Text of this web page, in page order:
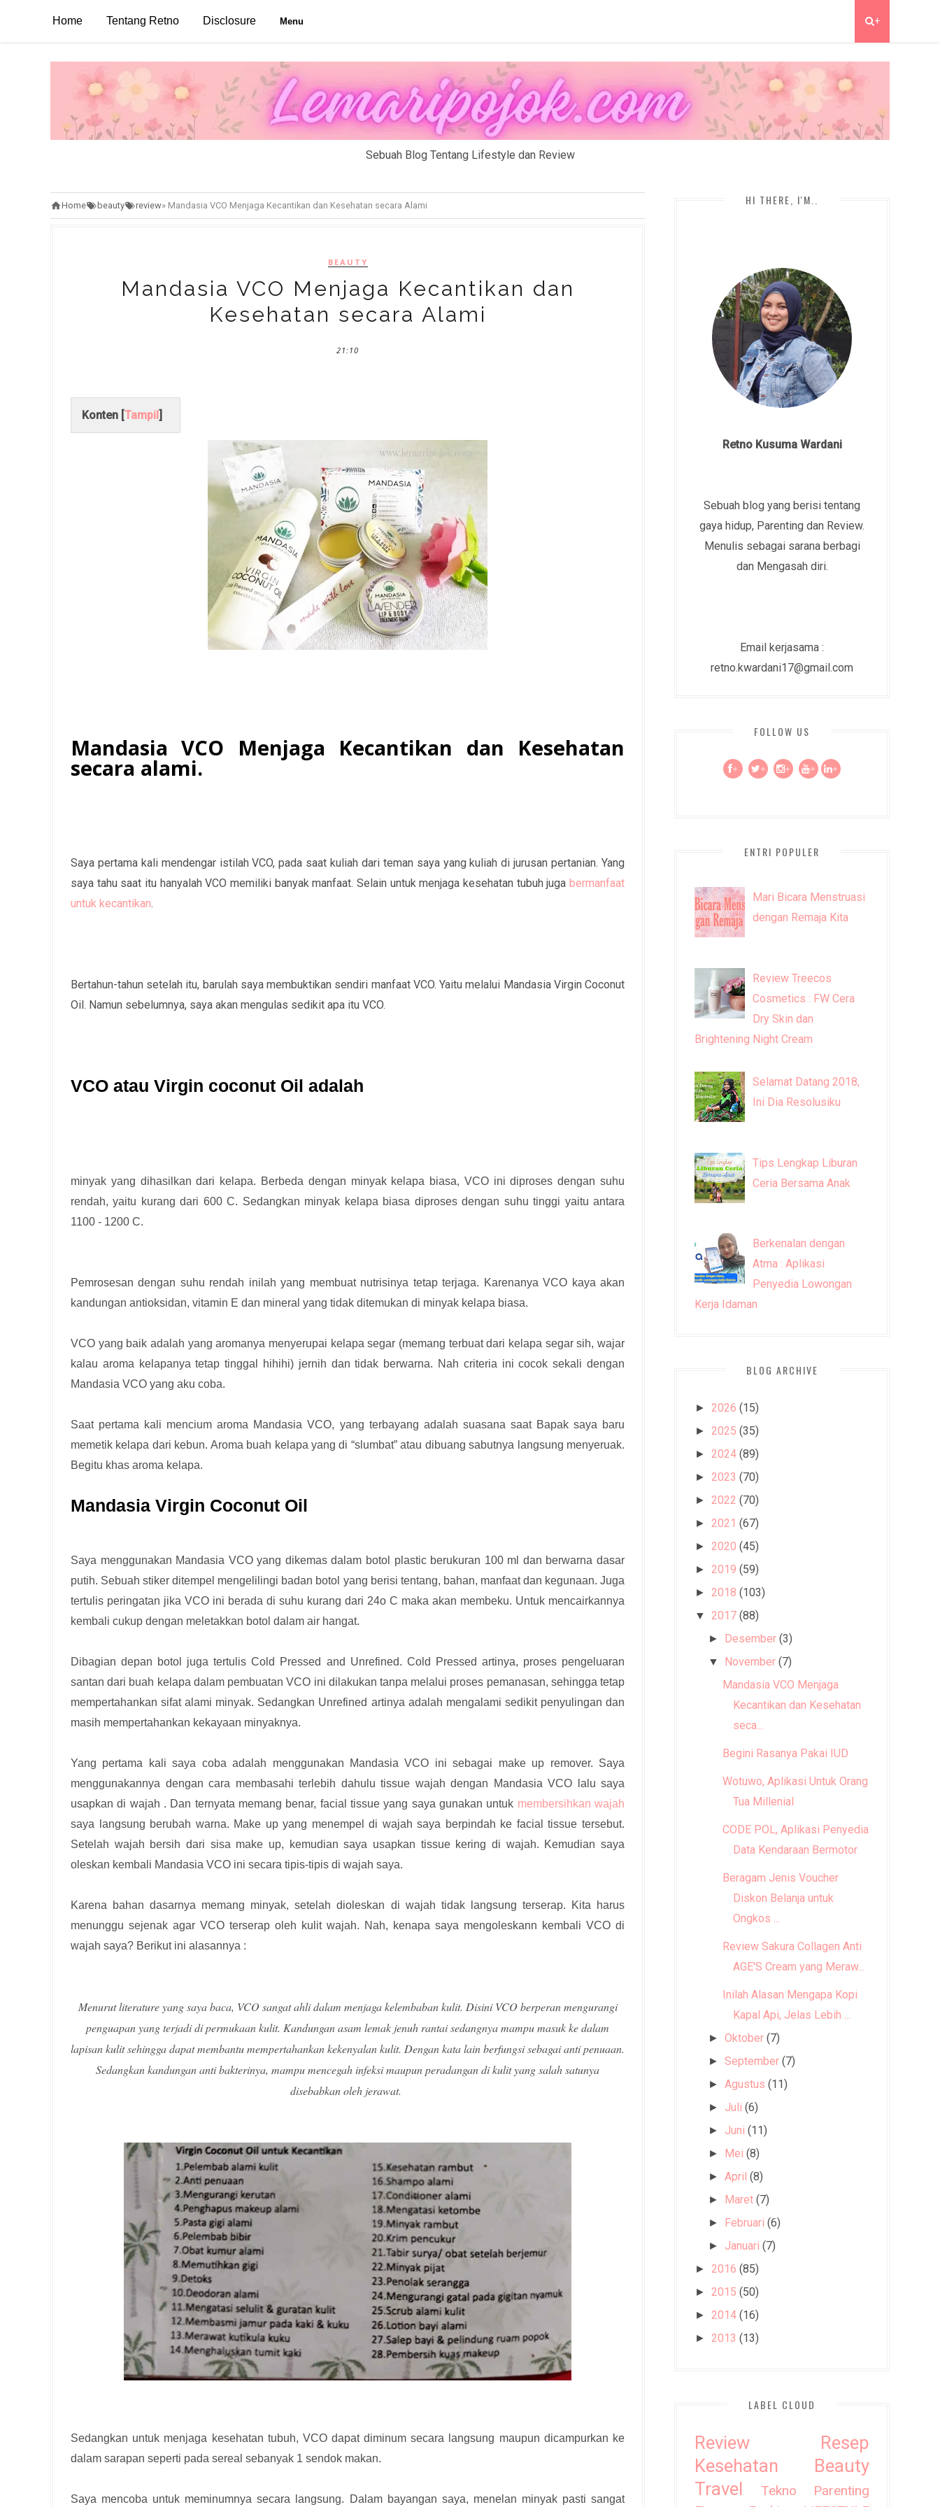
Home Tentang Retno Disclosure Menu +
Sebuah Blog Tentang Lifestyle dan Review
Home beauty review» Mandasia VCO Menjaga Kecantikan dan Kesehatan secara Alami
BEAUTY
Mandasia VCO Menjaga Kecantikan dan
Kesehatan secara Alami
21:10
Konten [Tampil]
Mandasia VCO Menjaga Kecantikan dan Kesehatan
secara alami.
Saya pertama kali mendengar istilah VCO, pada saat kuliah dari teman saya yang kuliah di jurusan pertanian. Yang
saya tahu saat itu hanyalah VCO memiliki banyak manfaat. Selain untuk menjaga kesehatan tubuh juga bermanfaat
untuk kecantikan.
Bertahun-tahun setelah itu, barulah saya membuktikan sendiri manfaat VCO. Yaitu melalui Mandasia Virgin Coconut
Oil. Namun sebelumnya, saya akan mengulas sedikit apa itu VCO.
VCO atau Virgin coconut Oil adalah
minyak yang dihasilkan dari kelapa. Berbeda dengan minyak kelapa biasa, VCO ini diproses dengan suhu
rendah, yaitu kurang dari 600 C. Sedangkan minyak kelapa biasa diproses dengan suhu tinggi yaitu antara
1100 - 1200 C.
Pemrosesan dengan suhu rendah inilah yang membuat nutrisinya tetap terjaga. Karenanya VCO kaya akan
kandungan antioksidan, vitamin E dan mineral yang tidak ditemukan di minyak kelapa biasa.
VCO yang baik adalah yang aromanya menyerupai kelapa segar (memang terbuat dari kelapa segar sih, wajar
kalau aroma kelapanya tetap tinggal hihihi) jernih dan tidak berwarna. Nah criteria ini cocok sekali dengan
Mandasia VCO yang aku coba.
Saat pertama kali mencium aroma Mandasia VCO, yang terbayang adalah suasana saat Bapak saya baru
memetik kelapa dari kebun. Aroma buah kelapa yang di “slumbat” atau dibuang sabutnya langsung menyeruak.
Begitu khas aroma kelapa.
Mandasia Virgin Coconut Oil
Saya menggunakan Mandasia VCO yang dikemas dalam botol plastic berukuran 100 ml dan berwarna dasar
putih. Sebuah stiker ditempel mengelilingi badan botol yang berisi tentang, bahan, manfaat dan kegunaan. Juga
tertulis peringatan jika VCO ini berada di suhu kurang dari 24o C maka akan membeku. Untuk mencairkannya
kembali cukup dengan meletakkan botol dalam air hangat.
Dibagian depan botol juga tertulis Cold Pressed and Unrefined. Cold Pressed artinya, proses pengeluaran
santan dari buah kelapa dalam pembuatan VCO ini dilakukan tanpa melalui proses pemanasan, sehingga tetap
mempertahankan sifat alami minyak. Sedangkan Unrefined artinya adalah mengalami sedikit penyulingan dan
masih mempertahankan kekayaan minyaknya.
Yang pertama kali saya coba adalah menggunakan Mandasia VCO ini sebagai make up remover. Saya
menggunakannya dengan cara membasahi terlebih dahulu tissue wajah dengan Mandasia VCO lalu saya
usapkan di wajah . Dan ternyata memang benar, facial tissue yang saya gunakan untuk membersihkan wajah
saya langsung berubah warna. Make up yang menempel di wajah saya berpindah ke facial tissue tersebut.
Setelah wajah bersih dari sisa make up, kemudian saya usapkan tissue kering di wajah. Kemudian saya
oleskan kembali Mandasia VCO ini secara tipis-tipis di wajah saya.
Karena bahan dasarnya memang minyak, setelah dioleskan di wajah tidak langsung terserap. Kita harus
menunggu sejenak agar VCO terserap oleh kulit wajah. Nah, kenapa saya mengoleskann kembali VCO di
wajah saya? Berikut ini alasannya :
Menurut literature yang saya baca, VCO sangat ahli dalam menjaga kelembaban kulit. Disini VCO berperan mengurangi
penguapan yang terjadi di permukaan kulit. Kandungan asam lemak jenuh rantai sedangnya mampu masuk ke dalam
lapisan kulit sehingga dapat membantu mempertahankan kekenyalan kulit. Dengan kata lain berfungsi sebagai anti penuaan.
Sedangkan kandungan anti bakterinya, mampu mencegah infeksi maupun peradangan di kulit yang salah satunya
disebabkan oleh jerawat.
Sedangkan untuk menjaga kesehatan tubuh, VCO dapat diminum secara langsung maupun dicampurkan ke
dalam sarapan seperti pada sereal sebanyak 1 sendok makan.
Saya mencoba untuk meminumnya secara langsung. Dalam bayangan saya, menelan minyak pasti sangat
HI THERE, I'M..
Retno Kusuma Wardani
Sebuah blog yang berisi tentang
gaya hidup, Parenting dan Review.
Menulis sebagai sarana berbagi
dan Mengasah diri.
Email kerjasama :
retno.kwardani17@gmail.com
FOLLOW US
+ + + + +
ENTRI POPULER
Mari Bicara Menstruasi
dengan Remaja Kita
Review Treecos
Cosmetics : FW Cera
Dry Skin dan
Brightening Night Cream
Selamat Datang 2018,
Ini Dia Resolusiku
Tips Lengkap Liburan
Ceria Bersama Anak
Berkenalan dengan
Atma : Aplikasi
Penyedia Lowongan
Kerja Idaman
BLOG ARCHIVE
► 2026 (15)
► 2025 (35)
► 2024 (89)
► 2023 (70)
► 2022 (70)
► 2021 (67)
► 2020 (45)
► 2019 (59)
► 2018 (103)
▼ 2017 (88)
► Desember (3)
▼ November (7)
Mandasia VCO Menjaga
Kecantikan dan Kesehatan
seca...
Begini Rasanya Pakai IUD
Wotuwo, Aplikasi Untuk Orang
Tua Millenial
CODE POL, Aplikasi Penyedia
Data Kendaraan Bermotor
Beragam Jenis Voucher
Diskon Belanja untuk
Ongkos ...
Review Sakura Collagen Anti
AGE'S Cream yang Meraw...
Inilah Alasan Mengapa Kopi
Kapal Api, Jelas Lebih ...
►Oktober (7)
►September (7)
►Agustus (11)
► Juli (6)
► Juni (11)
► Mei (8)
►April (8)
► Maret (7)
► Februari (6)
► Januari (7)
► 2016 (85)
► 2015 (50)
► 2014 (16)
► 2013 (13)
LABEL CLOUD
Review
Resep
Kesehatan
Beauty
Travel
Tekno
Parenting